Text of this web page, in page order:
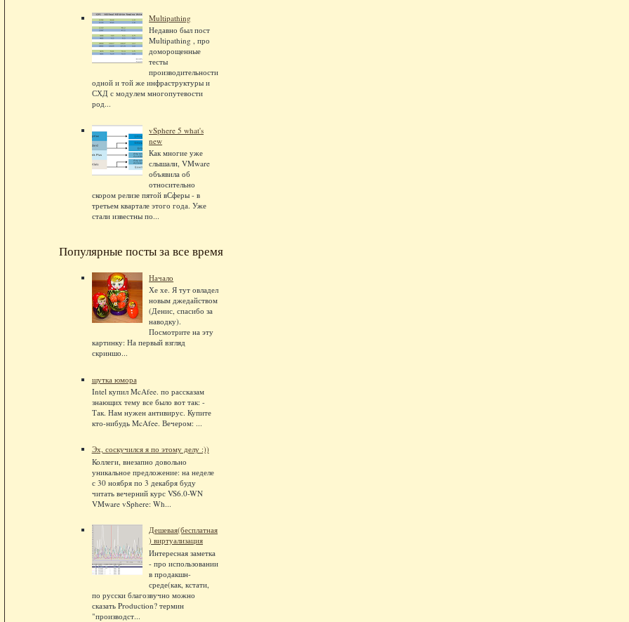
Multipathing
Недавно был пост
Multipathing , про
доморощенные
тесты
производительности
одной и той же инфраструктуры и
СХД с модулем многопутевости
род...
vSphere 5 what's
new
Как многие уже
слышали, VMware
объявила об
относительно
скором релизе пятой вСферы - в
третьем квартале этого года. Уже
стали известны по...
Популярные посты за все время
Начало
Хе хе. Я тут овладел
новым джедайством
(Денис, спасибо за
наводку).
Посмотрите на эту
картинку: На первый взгляд
скриншо...
шутка юмора
Intel купил McAfee. по рассказам
знающих тему все было вот так: -
Так. Нам нужен антивирус. Купите
кто-нибудь McAfee. Вечером: ...
Эх, соскучился я по этому делу :))
Коллеги, внезапно довольно
уникальное предложение: на неделе
с 30 ноября по 3 декабря буду
читать вечерний курс VS6.0-WN
VMware vSphere: Wh...
Дешевая(бесплатная
) виртуализация
Интересная заметка
- про использовании
в продакшн-
среде(как, кстати,
по русски благозвучно можно
сказать Production? термин
"производст...